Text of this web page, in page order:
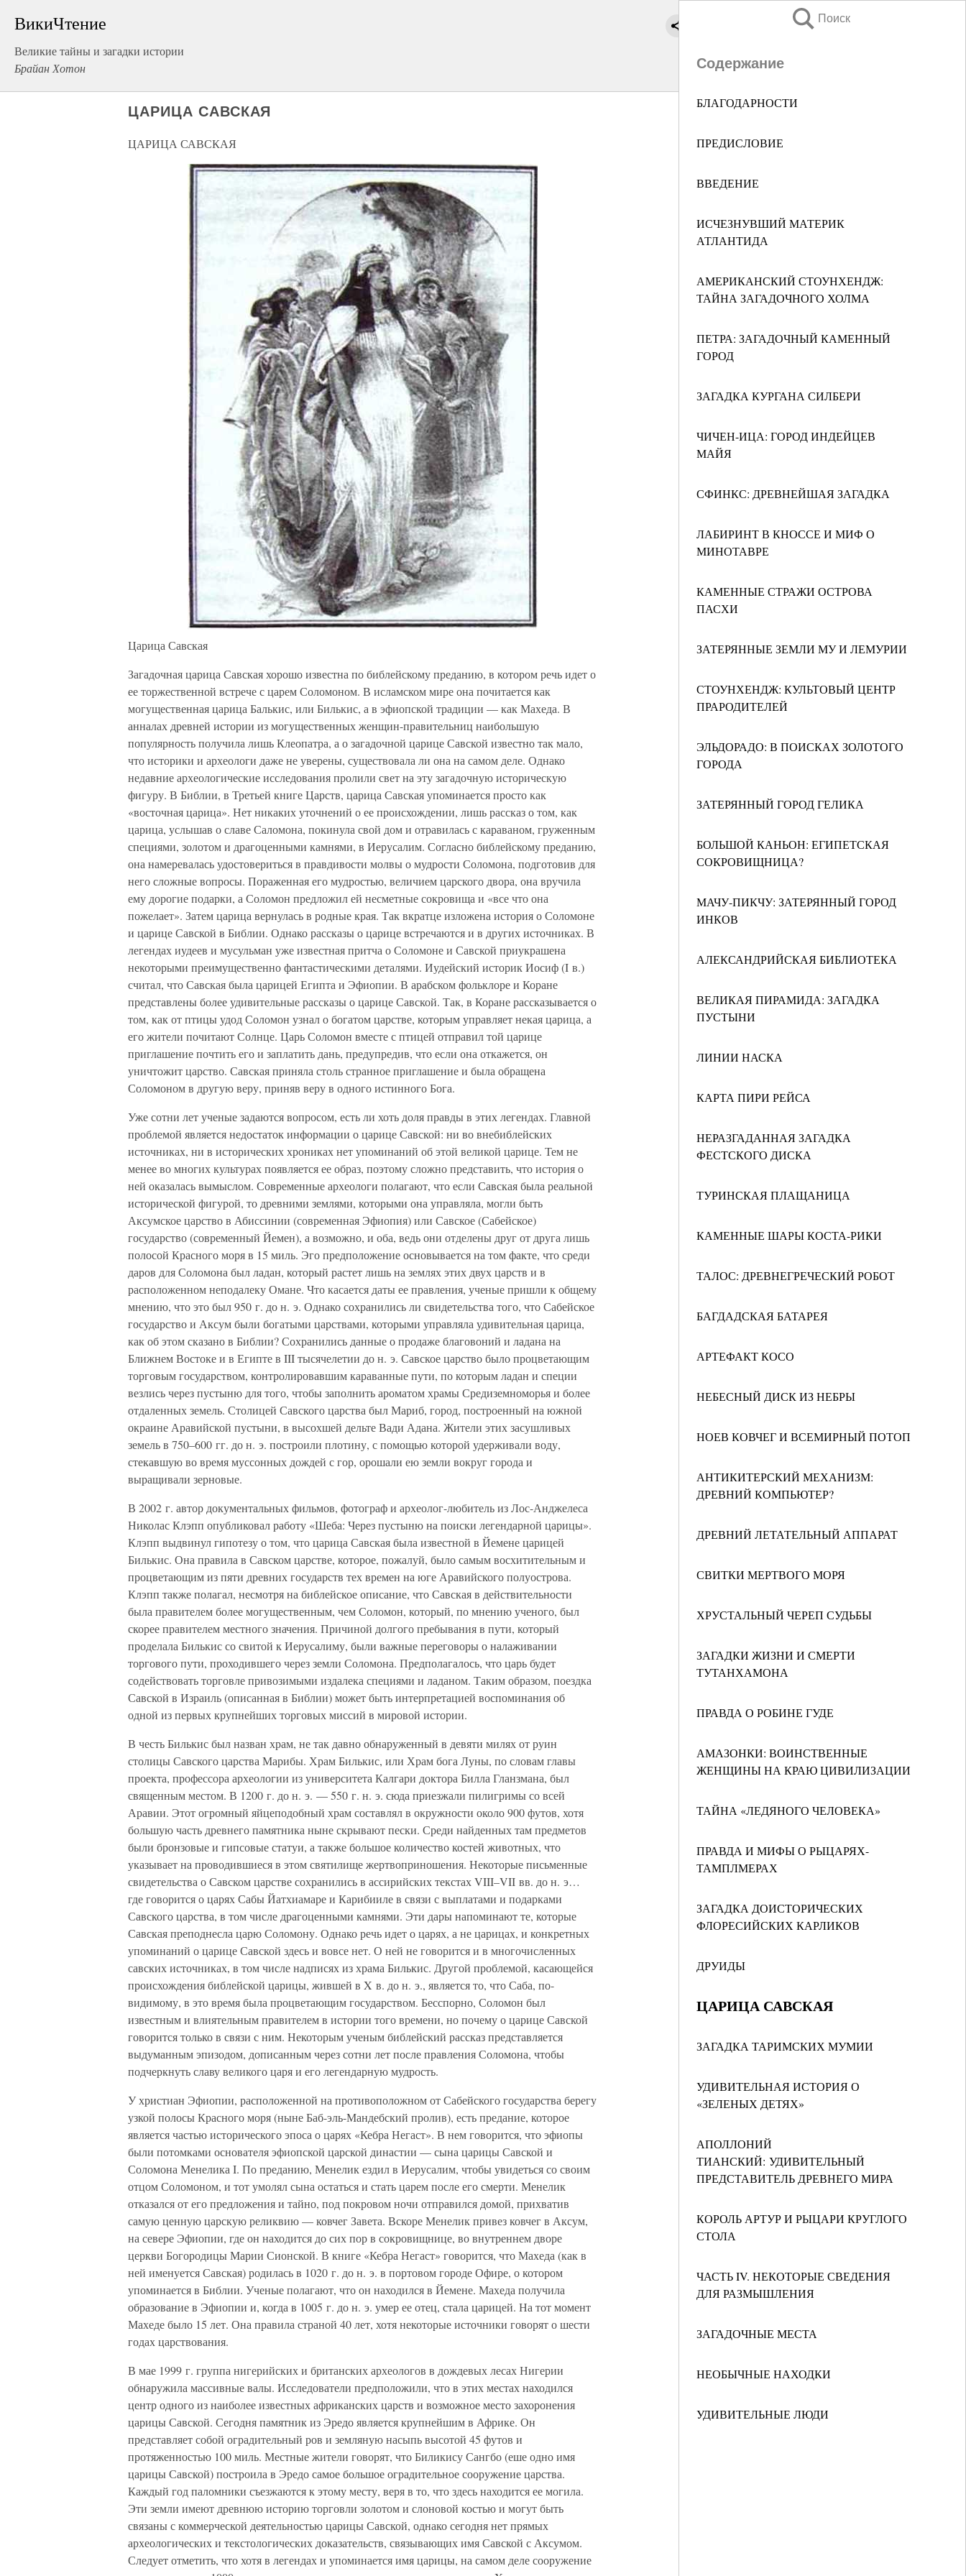
ВикиЧтение
Великие тайны и загадки истории
Брайан Хотон
Поиск
Содержание
БЛАГОДАРНОСТИ
ПРЕДИСЛОВИЕ
ВВЕДЕНИЕ
ИСЧЕЗНУВШИЙ МАТЕРИК
АТЛАНТИДА
АМЕРИКАНСКИЙ СТОУНХЕНДЖ:
ТАЙНА ЗАГАДОЧНОГО ХОЛМА
ПЕТРА: ЗАГАДОЧНЫЙ КАМЕННЫЙ
ГОРОД
ЗАГАДКА КУРГАНА СИЛБЕРИ
ЧИЧЕН-ИЦА: ГОРОД ИНДЕЙЦЕВ
МАЙЯ
СФИНКС: ДРЕВНЕЙШАЯ ЗАГАДКА
ЛАБИРИНТ В КНОССЕ И МИФ О
МИНОТАВРЕ
КАМЕННЫЕ СТРАЖИ ОСТРОВА
ПАСХИ
ЗАТЕРЯННЫЕ ЗЕМЛИ МУ И ЛЕМУРИИ
СТОУНХЕНДЖ: КУЛЬТОВЫЙ ЦЕНТР
ПРАРОДИТЕЛЕЙ
ЭЛЬДОРАДО: В ПОИСКАХ ЗОЛОТОГО
ГОРОДА
ЗАТЕРЯННЫЙ ГОРОД ГЕЛИКА
БОЛЬШОЙ КАНЬОН: ЕГИПЕТСКАЯ
СОКРОВИЩНИЦА?
МАЧУ-ПИКЧУ: ЗАТЕРЯННЫЙ ГОРОД
ИНКОВ
АЛЕКСАНДРИЙСКАЯ БИБЛИОТЕКА
ВЕЛИКАЯ ПИРАМИДА: ЗАГАДКА
ПУСТЫНИ
ЛИНИИ НАСКА
КАРТА ПИРИ РЕЙСА
НЕРАЗГАДАННАЯ ЗАГАДКА
ФЕСТСКОГО ДИСКА
ТУРИНСКАЯ ПЛАЩАНИЦА
КАМЕННЫЕ ШАРЫ КОСТА-РИКИ
ТАЛОС: ДРЕВНЕГРЕЧЕСКИЙ РОБОТ
БАГДАДСКАЯ БАТАРЕЯ
АРТЕФАКТ КОСО
НЕБЕСНЫЙ ДИСК ИЗ НЕБРЫ
НОЕВ КОВЧЕГ И ВСЕМИРНЫЙ ПОТОП
АНТИКИТЕРСКИЙ МЕХАНИЗМ:
ДРЕВНИЙ КОМПЬЮТЕР?
ДРЕВНИЙ ЛЕТАТЕЛЬНЫЙ АППАРАТ
СВИТКИ МЕРТВОГО МОРЯ
ХРУСТАЛЬНЫЙ ЧЕРЕП СУДЬБЫ
ЗАГАДКИ ЖИЗНИ И СМЕРТИ
ТУТАНХАМОНА
ПРАВДА О РОБИНЕ ГУДЕ
АМАЗОНКИ: ВОИНСТВЕННЫЕ
ЖЕНЩИНЫ НА КРАЮ ЦИВИЛИЗАЦИИ
ТАЙНА «ЛЕДЯНОГО ЧЕЛОВЕКА»
ПРАВДА И МИФЫ О РЫЦАРЯХ-
ТАМПЛМЕРАХ
ЗАГАДКА ДОИСТОРИЧЕСКИХ
ФЛОРЕСИЙСКИХ КАРЛИКОВ
ДРУИДЫ
ЦАРИЦА САВСКАЯ
ЗАГАДКА ТАРИМСКИХ МУМИИ
УДИВИТЕЛЬНАЯ ИСТОРИЯ О
«ЗЕЛЕНЫХ ДЕТЯХ»
АПОЛЛОНИЙ
ТИАНСКИЙ: УДИВИТЕЛЬНЫЙ
ПРЕДСТАВИТЕЛЬ ДРЕВНЕГО МИРА
КОРОЛЬ АРТУР И РЫЦАРИ КРУГЛОГО
СТОЛА
ЧАСТЬ IV. НЕКОТОРЫЕ СВЕДЕНИЯ
ДЛЯ РАЗМЫШЛЕНИЯ
ЗАГАДОЧНЫЕ МЕСТА
НЕОБЫЧНЫЕ НАХОДКИ
УДИВИТЕЛЬНЫЕ ЛЮДИ
ЦАРИЦА САВСКАЯ
ЦАРИЦА САВСКАЯ
Царица Савская
Загадочная царица Савская хорошо известна по библейскому преданию, в котором речь идет о
ее торжественной встрече с царем Соломоном. В исламском мире она почитается как
могущественная царица Балькис, или Билькис, а в эфиопской традиции — как Махеда. В
анналах древней истории из могущественных женщин-правительниц наибольшую
популярность получила лишь Клеопатра, а о загадочной царице Савской известно так мало,
что историки и археологи даже не уверены, существовала ли она на самом деле. Однако
недавние археологические исследования пролили свет на эту загадочную историческую
фигуру. В Библии, в Третьей книге Царств, царица Савская упоминается просто как
«восточная царица». Нет никаких уточнений о ее происхождении, лишь рассказ о том, как
царица, услышав о славе Саломона, покинула свой дом и отравилась с караваном, груженным
специями, золотом и драгоценными камнями, в Иерусалим. Согласно библейскому преданию,
она намеревалась удостовериться в правдивости молвы о мудрости Соломона, подготовив для
него сложные вопросы. Пораженная его мудростью, величием царского двора, она вручила
ему дорогие подарки, а Соломон предложил ей несметные сокровища и «все что она
пожелает». Затем царица вернулась в родные края. Так вкратце изложена история о Соломоне
и царице Савской в Библии. Однако рассказы о царице встречаются и в других источниках. В
легендах иудеев и мусульман уже известная притча о Соломоне и Савской приукрашена
некоторыми преимущественно фантастическими деталями. Иудейский историк Иосиф (I в.)
считал, что Савская была царицей Египта и Эфиопии. В арабском фольклоре и Коране
представлены более удивительные рассказы о царице Савской. Так, в Коране рассказывается о
том, как от птицы удод Соломон узнал о богатом царстве, которым управляет некая царица, а
его жители почитают Солнце. Царь Соломон вместе с птицей отправил той царице
приглашение почтить его и заплатить дань, предупредив, что если она откажется, он
уничтожит царство. Савская приняла столь странное приглашение и была обращена
Соломоном в другую веру, приняв веру в одного истинного Бога.
Уже сотни лет ученые задаются вопросом, есть ли хоть доля правды в этих легендах. Главной
проблемой является недостаток информации о царице Савской: ни во внебиблейских
источниках, ни в исторических хрониках нет упоминаний об этой великой царице. Тем не
менее во многих культурах появляется ее образ, поэтому сложно представить, что история о
ней оказалась вымыслом. Современные археологи полагают, что если Савская была реальной
исторической фигурой, то древними землями, которыми она управляла, могли быть
Аксумское царство в Абиссинии (современная Эфиопия) или Савское (Сабейское)
государство (современный Йемен), а возможно, и оба, ведь они отделены друг от друга лишь
полосой Красного моря в 15 миль. Эго предположение основывается на том факте, что среди
даров для Соломона был ладан, который растет лишь на землях этих двух царств и в
расположенном неподалеку Омане. Что касается даты ее правления, ученые пришли к общему
мнению, что это был 950 г. до н. э. Однако сохранились ли свидетельства того, что Сабейское
государство и Аксум были богатыми царствами, которыми управляла удивительная царица,
как об этом сказано в Библии? Сохранились данные о продаже благовоний и ладана на
Ближнем Востоке и в Египте в III тысячелетии до н. э. Савское царство было процветающим
торговым государством, контролировавшим караванные пути, по которым ладан и специи
везлись через пустыню для того, чтобы заполнить ароматом храмы Средиземноморья и более
отдаленных земель. Столицей Савского царства был Мариб, город, построенный на южной
окраине Аравийской пустыни, в высохшей дельте Вади Адана. Жители этих засушливых
земель в 750–600 гг. до н. э. построили плотину, с помощью которой удерживали воду,
стекавшую во время муссонных дождей с гор, орошали ею земли вокруг города и
выращивали зерновые.
В 2002 г. автор документальных фильмов, фотограф и археолог-любитель из Лос-Анджелеса
Николас Клэпп опубликовал работу «Шеба: Через пустыню на поиски легендарной царицы».
Клэпп выдвинул гипотезу о том, что царица Савская была известной в Йемене царицей
Билькис. Она правила в Савском царстве, которое, пожалуй, было самым восхитительным и
процветающим из пяти древних государств тех времен на юге Аравийского полуострова.
Клэпп также полагал, несмотря на библейское описание, что Савская в действительности
была правителем более могущественным, чем Соломон, который, по мнению ученого, был
скорее правителем местного значения. Причиной долгого пребывания в пути, который
проделала Билькис со свитой к Иерусалиму, были важные переговоры о налаживании
торгового пути, проходившего через земли Соломона. Предполагалось, что царь будет
содействовать торговле привозимыми издалека специями и ладаном. Таким образом, поездка
Савской в Израиль (описанная в Библии) может быть интерпретацией воспоминания об
одной из первых крупнейших торговых миссий в мировой истории.
В честь Билькис был назван храм, не так давно обнаруженный в девяти милях от руин
столицы Савского царства Марибы. Храм Билькис, или Храм бога Луны, по словам главы
проекта, профессора археологии из университета Калгари доктора Билла Гланзмана, был
священным местом. В 1200 г. до н. э. — 550 г. н. э. сюда приезжали пилигримы со всей
Аравии. Этот огромный яйцеподобный храм составлял в окружности около 900 футов, хотя
большую часть древнего памятника ныне скрывают пески. Среди найденных там предметов
были бронзовые и гипсовые статуи, а также большое количество костей животных, что
указывает на проводившиеся в этом святилище жертвоприношения. Некоторые письменные
свидетельства о Савском царстве сохранились в ассирийских текстах VIII–VII вв. до н. э…
где говорится о царях Сабы Йатхиамаре и Карибииле в связи с выплатами и подарками
Савского царства, в том числе драгоценными камнями. Эти дары напоминают те, которые
Савская преподнесла царю Соломону. Однако речь идет о царях, а не царицах, и конкретных
упоминаний о царице Савской здесь и вовсе нет. О ней не говорится и в многочисленных
савских источниках, в том числе надписях из храма Билькис. Другой проблемой, касающейся
происхождения библейской царицы, жившей в X в. до н. э., является то, что Саба, по-
видимому, в это время была процветающим государством. Бесспорно, Соломон был
известным и влиятельным правителем в истории того времени, но почему о царице Савской
говорится только в связи с ним. Некоторым ученым библейский рассказ представляется
выдуманным эпизодом, дописанным через сотни лет после правления Соломона, чтобы
подчеркнуть славу великого царя и его легендарную мудрость.
У христиан Эфиопии, расположенной на противоположном от Сабейского государства берегу
узкой полосы Красного моря (ныне Баб-эль-Мандебский пролив), есть предание, которое
является частью исторического эпоса о царях «Кебра Негаст». В нем говорится, что эфиопы
были потомками основателя эфиопской царской династии — сына царицы Савской и
Соломона Менелика I. По преданию, Менелик ездил в Иерусалим, чтобы увидеться со своим
отцом Соломоном, и тот умолял сына остаться и стать царем после его смерти. Менелик
отказался от его предложения и тайно, под покровом ночи отправился домой, прихватив
самую ценную царскую реликвию — ковчег Завета. Вскоре Менелик привез ковчег в Аксум,
на севере Эфиопии, где он находится до сих пор в сокровищнице, во внутреннем дворе
церкви Богородицы Марии Сионской. В книге «Кебра Негаст» говорится, что Махеда (как в
ней именуется Савская) родилась в 1020 г. до н. э. в портовом городе Офире, о котором
упоминается в Библии. Ученые полагают, что он находился в Йемене. Махеда получила
образование в Эфиопии и, когда в 1005 г. до н. э. умер ее отец, стала царицей. На тот момент
Махеде было 15 лет. Она правила страной 40 лет, хотя некоторые источники говорят о шести
годах царствования.
В мае 1999 г. группа нигерийских и британских археологов в дождевых лесах Нигерии
обнаружила массивные валы. Исследователи предположили, что в этих местах находился
центр одного из наиболее известных африканских царств и возможное место захоронения
царицы Савской. Сегодня памятник из Эредо является крупнейшим в Африке. Он
представляет собой оградительный ров и земляную насыпь высотой 45 футов и
протяженностью 100 миль. Местные жители говорят, что Биликису Сангбо (еше одно имя
царицы Савской) построила в Эредо самое большое оградительное сооружение царства.
Каждый год паломники съезжаются к этому месту, веря в то, что здесь находится ее могила.
Эти земли имеют древнюю историю торговли золотом и слоновой костью и могут быть
связаны с коммерческой деятельностью царицы Савской, однако сегодня нет прямых
археологических и текстологических доказательств, связывающих имя Савской с Аксумом.
Следует отметить, что хотя в легендах и упоминается имя царицы, на самом деле сооружение